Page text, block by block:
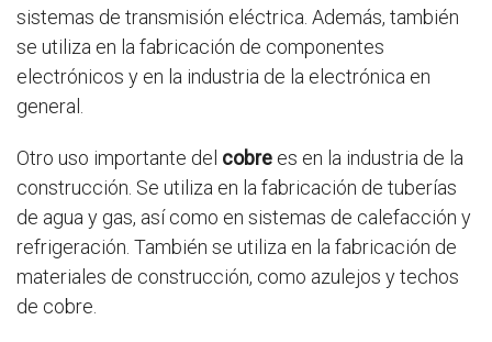
sistemas de transmisión eléctrica. Además, también
se utiliza en la fabricación de componentes
electrónicos y en la industria de la electrónica en
general.
Otro uso importante del cobre es en la industria de la
construcción. Se utiliza en la fabricación de tuberías
de agua y gas, así como en sistemas de calefacción y
refrigeración. También se utiliza en la fabricación de
materiales de construcción, como azulejos y techos
de cobre.